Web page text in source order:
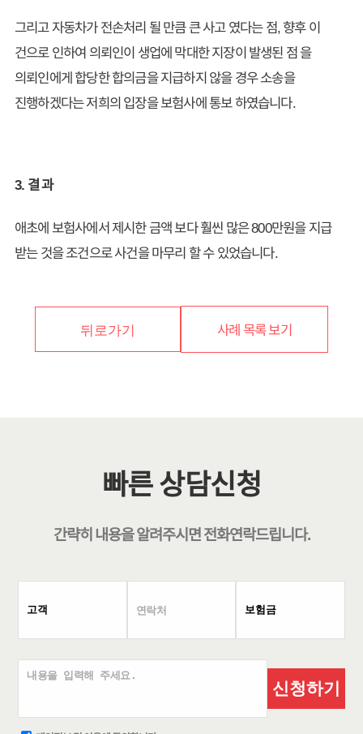
그리고 자동차가 전손처리 될 만큼 큰 사고 였다는 점, 향후 이
건으로 인하여 의뢰인이 생업에 막대한 지장이 발생된 점 을
의뢰인에게 합당한 합의금을 지급하지 않을 경우 소송을
진행하겠다는 저희의 입장을 보험사에 통보 하였습니다.
3. 결 과
애초에 보험사에서 제시한 금액 보다 훨씬 많은 800만원을 지급
받는 것을 조건으로 사건을 마무리 할 수 있었습니다.
뒤로가기 사례 목록 보기
빠른 상담신청
간략히 내용을 알려주시면전화연락드립니다.
신청하기